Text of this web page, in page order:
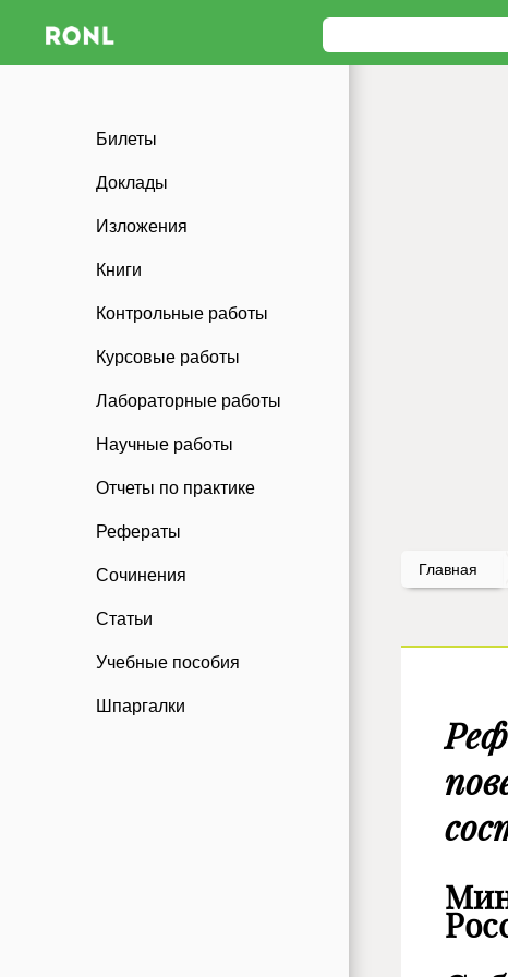
Билеты
Доклады
Изложения
Книги
Контрольные работы
Курсовые работы
Лабораторные работы
Научные работы
Отчеты по практике
Рефераты
Сочинения
Статьи
Учебные пособия
Шпаргалки
Главная